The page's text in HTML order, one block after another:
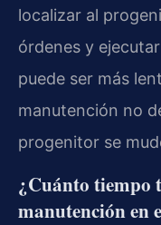
localizar al
órdenes y
puede ser más
manutención no
progenitor se
¿Cuánto tiempo
manutención en